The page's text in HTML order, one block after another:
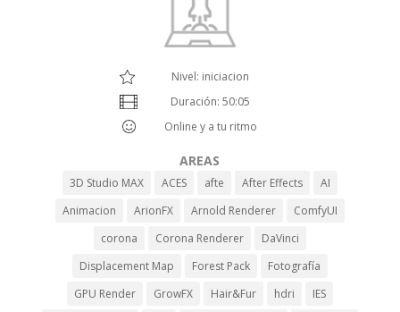
Nivel: iniciacion
Duración: 50:05
Online y a tu ritmo
AREAS
3D Studio MAX ACES afte After Effects
AI
Animacion
ArionFX Arnold Renderer
ComfyUI
corona
Corona Renderer
DaVinci
Displacement Map
Forest Pack
Fotografía
GPU Render
GrowFX Hair&Fur hdri IES